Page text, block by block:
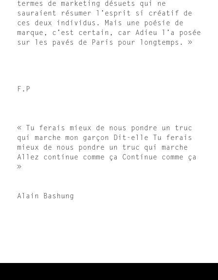
termes de marketing désuets qui ne
sauraient résumer l’esprit si créatif de
ces deux individus. Mais une poésie de
marque, c’est certain, car Adieu l’a posée
sur les pavés de Paris pour longtemps. »
F.P
« Tu ferais mieux de nous pondre un truc
qui marche mon garçon Dit-elle Tu ferais
mieux de nous pondre un truc qui marche
Allez continue comme ça Continue comme ça
»
Alain Bashung